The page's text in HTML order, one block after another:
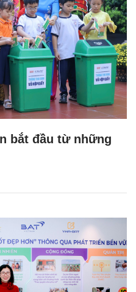
bắt đầu từ những